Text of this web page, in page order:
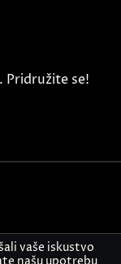
Pridružite se!
vaše iskustvo